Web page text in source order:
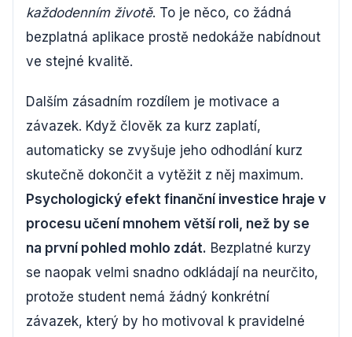
každodenním životě. To je něco, co žádná
bezplatná aplikace prostě nedokáže nabídnout
ve stejné kvalitě.
Dalším zásadním rozdílem je motivace a
závazek. Když člověk za kurz zaplatí,
automaticky se zvyšuje jeho odhodlání kurz
skutečně dokončit a vytěžit z něj maximum.
Psychologický efekt finanční investice hraje v
procesu učení mnohem větší roli, než by se
na první pohled mohlo zdát. Bezplatné kurzy
se naopak velmi snadno odkládají na neurčito,
protože student nemá žádný konkrétní
závazek, který by ho motivoval k pravidelné